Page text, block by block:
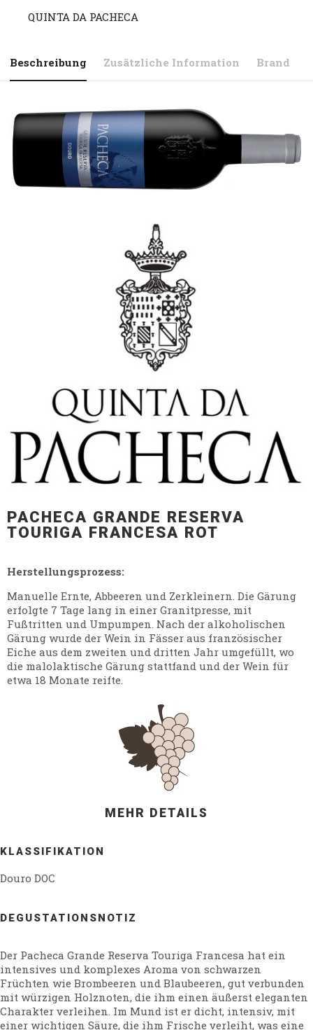
QUINTA DA PACHECA
Beschreibung Zusätzliche Information Brand
PACHECA GRANDE RESERVA
TOURIGA FRANCESA ROT
Herstellungsprozess:
Manuelle Ernte, Abbeeren und Zerkleinern. Die Gärung
erfolgte 7 Tage lang in einer Granitpresse, mit
Fußtritten und Umpumpen. Nach der alkoholischen
Gärung wurde der Wein in Fässer aus französischer
Eiche aus dem zweiten und dritten Jahr umgefüllt, wo
die malolaktische Gärung stattfand und der Wein für
etwa 18 Monate reifte.
MEHR DETAILS
KLASSIFIKATION
Douro DOC
DEGUSTATIONSNOTIZ
Der Pacheca Grande Reserva Touriga Francesa hat ein
intensives und komplexes Aroma von schwarzen
Früchten wie Brombeeren und Blaubeeren, gut verbunden
mit würzigen Holznoten, die ihm einen äußerst eleganten
Charakter verleihen. Im Mund ist er dicht, intensiv, mit
einer wichtigen Säure, die ihm Frische verleiht, was eine